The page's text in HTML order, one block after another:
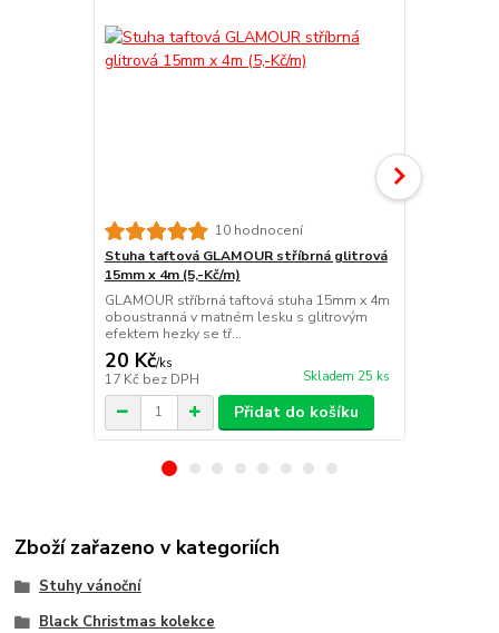
10 hodnocení
Stuha taftová GLAMOUR stříbrná glitrová
15mm x 4m (5,-Kč/m)
GLAMOUR stříbrná taftová stuha 15mm x 4m
oboustranná v matném lesku s glitrovým
efektem hezky se tř...
20 Kč/ks
17 Kč bez DPH Skladem 25 ks
Přidat do košíku
Zboží zařazeno v kategoriích
Stuhy vánoční
Black Christmas kolekce